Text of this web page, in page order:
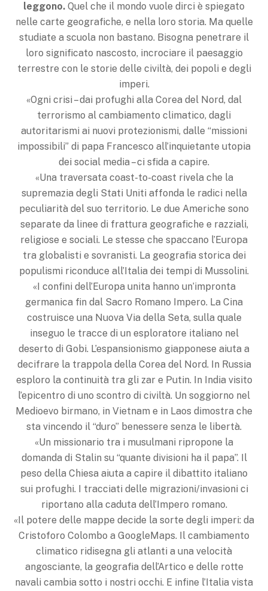
leggono. Quel che il mondo vuole dirci è spiegato
nelle carte geografiche, e nella loro storia. Ma quelle
studiate a scuola non bastano. Bisogna penetrare il
loro significato nascosto, incrociare il paesaggio
terrestre con le storie delle civiltà, dei popoli e degli
imperi.
«Ogni crisi – dai profughi alla Corea del Nord, dal
terrorismo al cambiamento climatico, dagli
autoritarismi ai nuovi protezionismi, dalle “missioni
impossibili” di papa Francesco all’inquietante utopia
dei social media – ci sfida a capire.
«Una traversata coast-to-coast rivela che la
supremazia degli Stati Uniti affonda le radici nella
peculiarità del suo territorio. Le due Americhe sono
separate da linee di frattura geografiche e razziali,
religiose e sociali. Le stesse che spaccano l’Europa
tra globalisti e sovranisti. La geografia storica dei
populismi riconduce all’Italia dei tempi di Mussolini.
«I confini dell’Europa unita hanno un’impronta
germanica fin dal Sacro Romano Impero. La Cina
costruisce una Nuova Via della Seta, sulla quale
inseguo le tracce di un esploratore italiano nel
deserto di Gobi. L’espansionismo giapponese aiuta a
decifrare la trappola della Corea del Nord. In Russia
esploro la continuità tra gli zar e Putin. In India visito
l’epicentro di uno scontro di civiltà. Un soggiorno nel
Medioevo birmano, in Vietnam e in Laos dimostra che
sta vincendo il “duro” benessere senza le libertà.
«Un missionario tra i musulmani ripropone la
domanda di Stalin su “quante divisioni ha il papa”. Il
peso della Chiesa aiuta a capire il dibattito italiano
sui profughi. I tracciati delle migrazioni/invasioni ci
riportano alla caduta dell’Impero romano.
«Il potere delle mappe decide la sorte degli imperi: da
Cristoforo Colombo a GoogleMaps. Il cambiamento
climatico ridisegna gli atlanti a una velocità
angosciante, la geografia dell’Artico e delle rotte
navali cambia sotto i nostri occhi. E infine l’Italia vista